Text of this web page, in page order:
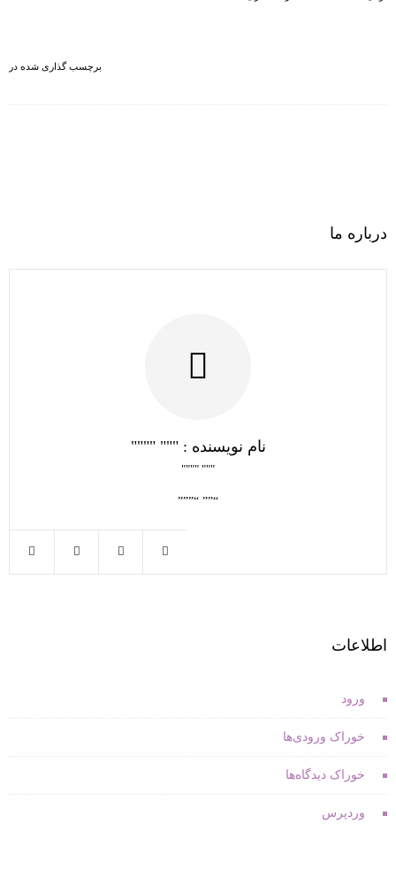
برچسب گذاری شده در
درباره ما
نام نویسنده : """ """"
""" """"
“”” “”””
اطلاعات
ورود
خوراک ورودی‌ها
خوراک دیدگاه‌ها
وردپرس